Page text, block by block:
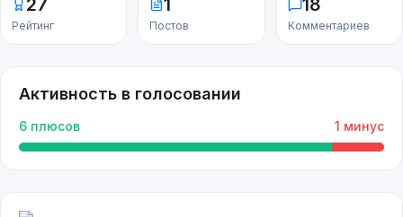
27
Рейтинг
1
Постов
18
Комментариев
Активность в голосовании
6 плюсов 1 минус